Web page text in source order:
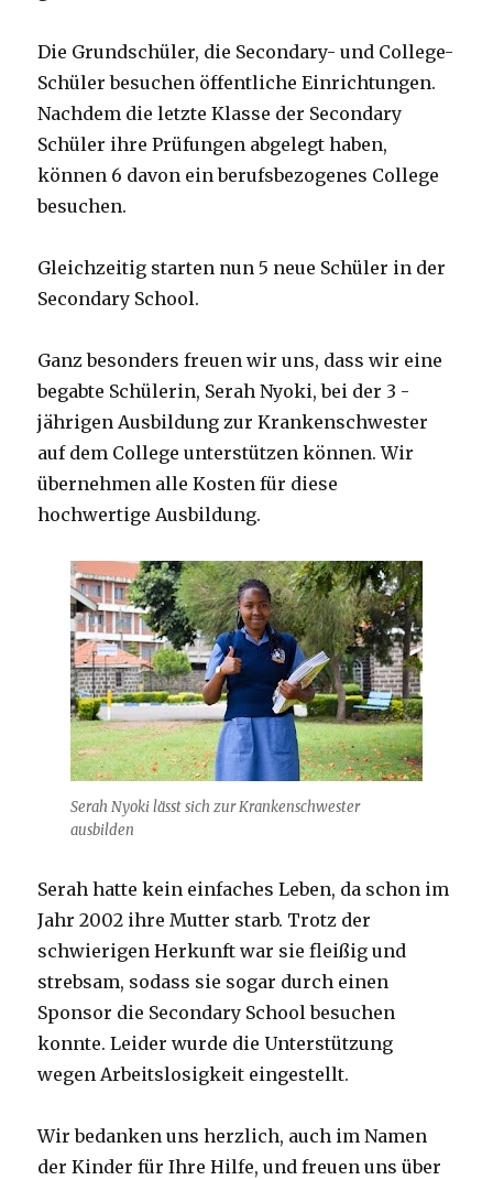
Die Grundschüler, die Secondary- und College-
Schüler besuchen öffentliche Einrichtungen.
Nachdem die letzte Klasse der Secondary
Schüler ihre Prüfungen abgelegt haben,
können 6 davon ein berufsbezogenes College
besuchen.
Gleichzeitig starten nun 5 neue Schüler in der
Secondary School.
Ganz besonders freuen wir uns, dass wir eine
begabte Schülerin, Serah Nyoki, bei der 3 -
jährigen Ausbildung zur Krankenschwester
auf dem College unterstützen können. Wir
übernehmen alle Kosten für diese
hochwertige Ausbildung.
Serah Nyoki lässt sich zur Krankenschwester
ausbilden
Serah hatte kein einfaches Leben, da schon im
Jahr 2002 ihre Mutter starb. Trotz der
schwierigen Herkunft war sie fleißig und
strebsam, sodass sie sogar durch einen
Sponsor die Secondary School besuchen
konnte. Leider wurde die Unterstützung
wegen Arbeitslosigkeit eingestellt.
Wir bedanken uns herzlich, auch im Namen
der Kinder für Ihre Hilfe, und freuen uns über